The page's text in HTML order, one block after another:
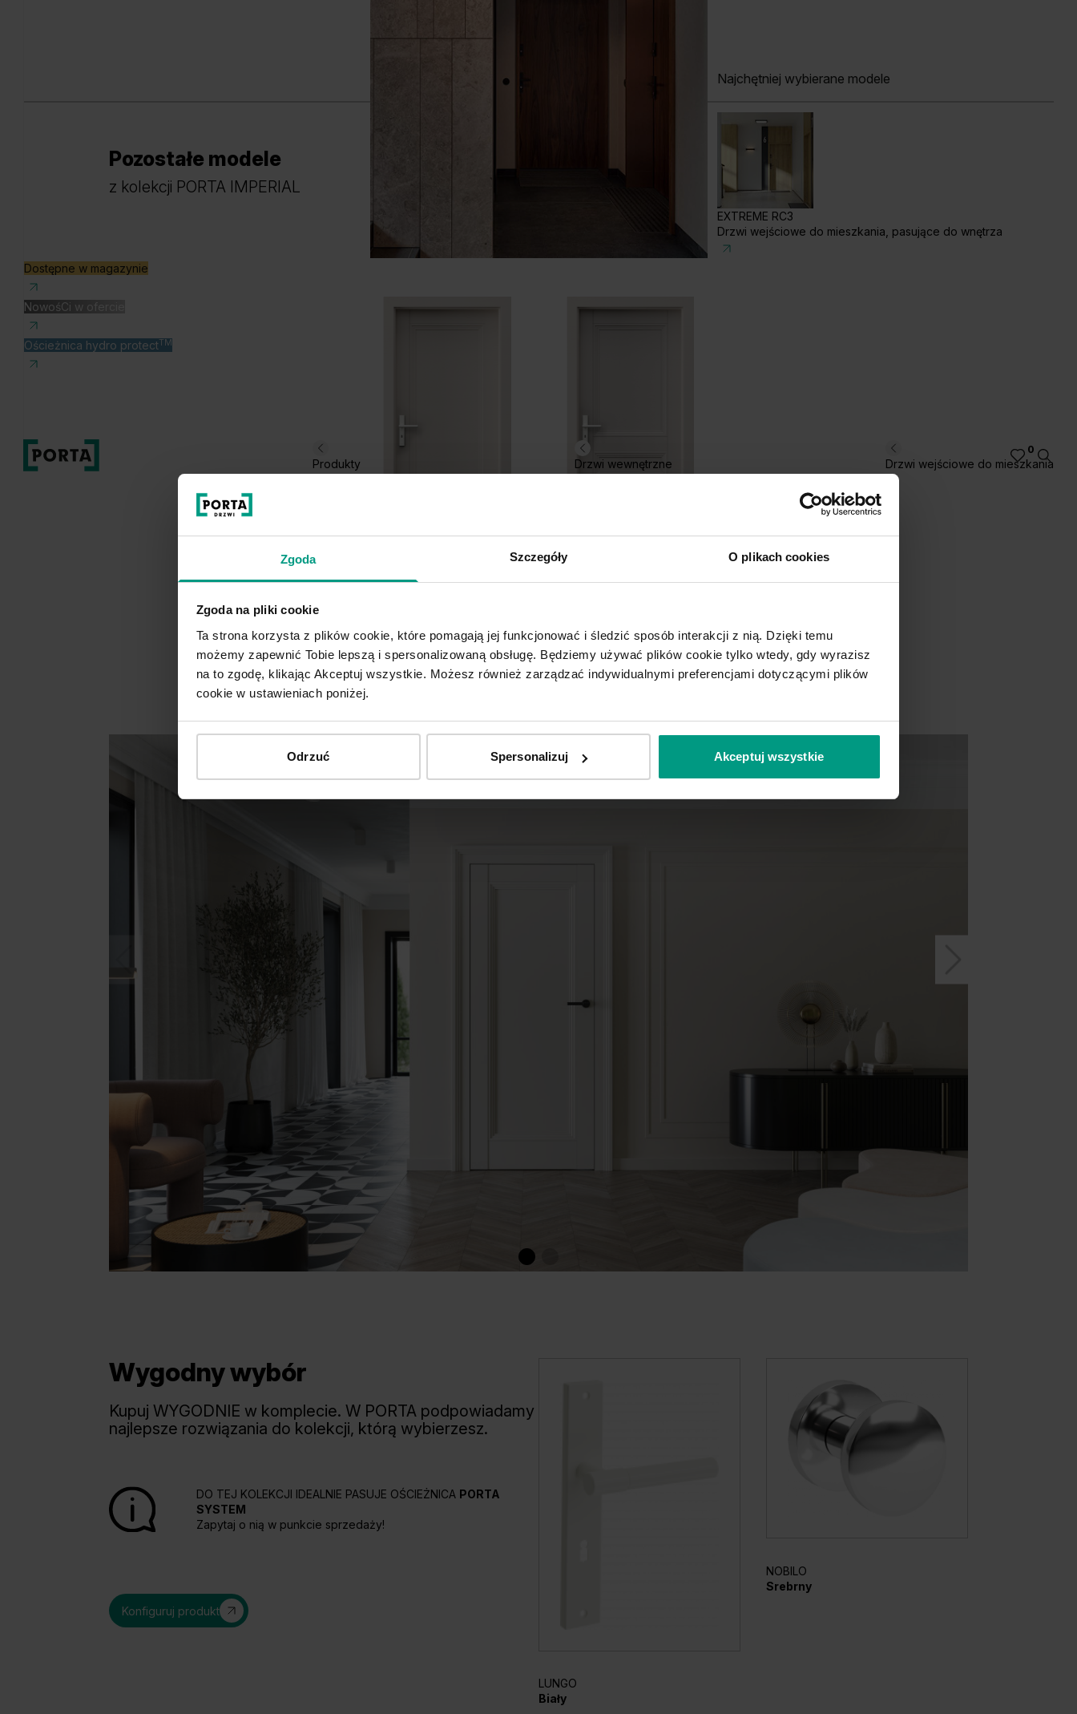
Zgoda Szczegóły O plikach cookies
Zgoda na pliki cookie
Ta strona korzysta z plików cookie, które pomagają jej funkcjonować i śledzić sposób interakcji z nią. Dzięki temu
możemy zapewnić Tobie lepszą i spersonalizowaną obsługę. Będziemy używać plików cookie tylko wtedy, gdy wyrazisz
na to zgodę, klikając Akceptuj wszystkie. Możesz również zarządzać indywidualnymi preferencjami dotyczącymi plików
cookie w ustawieniach poniżej.
Odrzuć Spersonalizuj Akceptuj wszystkie
Najchętniej wybierane modele
EXTREME RC3
Drzwi wejściowe do mieszkania, pasujące do wnętrza
Dostępne w magazynie
NowośCi w ofercie
Ościeżnica hydro protectTM
Produkty Drzwi wewnętrzne Drzwi wejściowe do mieszkania
0
Pozostałe modele
z kolekcji PORTA IMPERIAL
Wygodny wybór
Kupuj WYGODNIE w komplecie. W PORTA podpowiadamy
najlepsze rozwiązania do kolekcji, którą wybierzesz.
DO TEJ KOLEKCJI IDEALNIE PASUJE OŚCIEŻNICA PORTA
SYSTEM
Zapytaj o nią w punkcie sprzedaży!
Konfiguruj produkt
LUNGO
Biały
NOBILO
Srebrny